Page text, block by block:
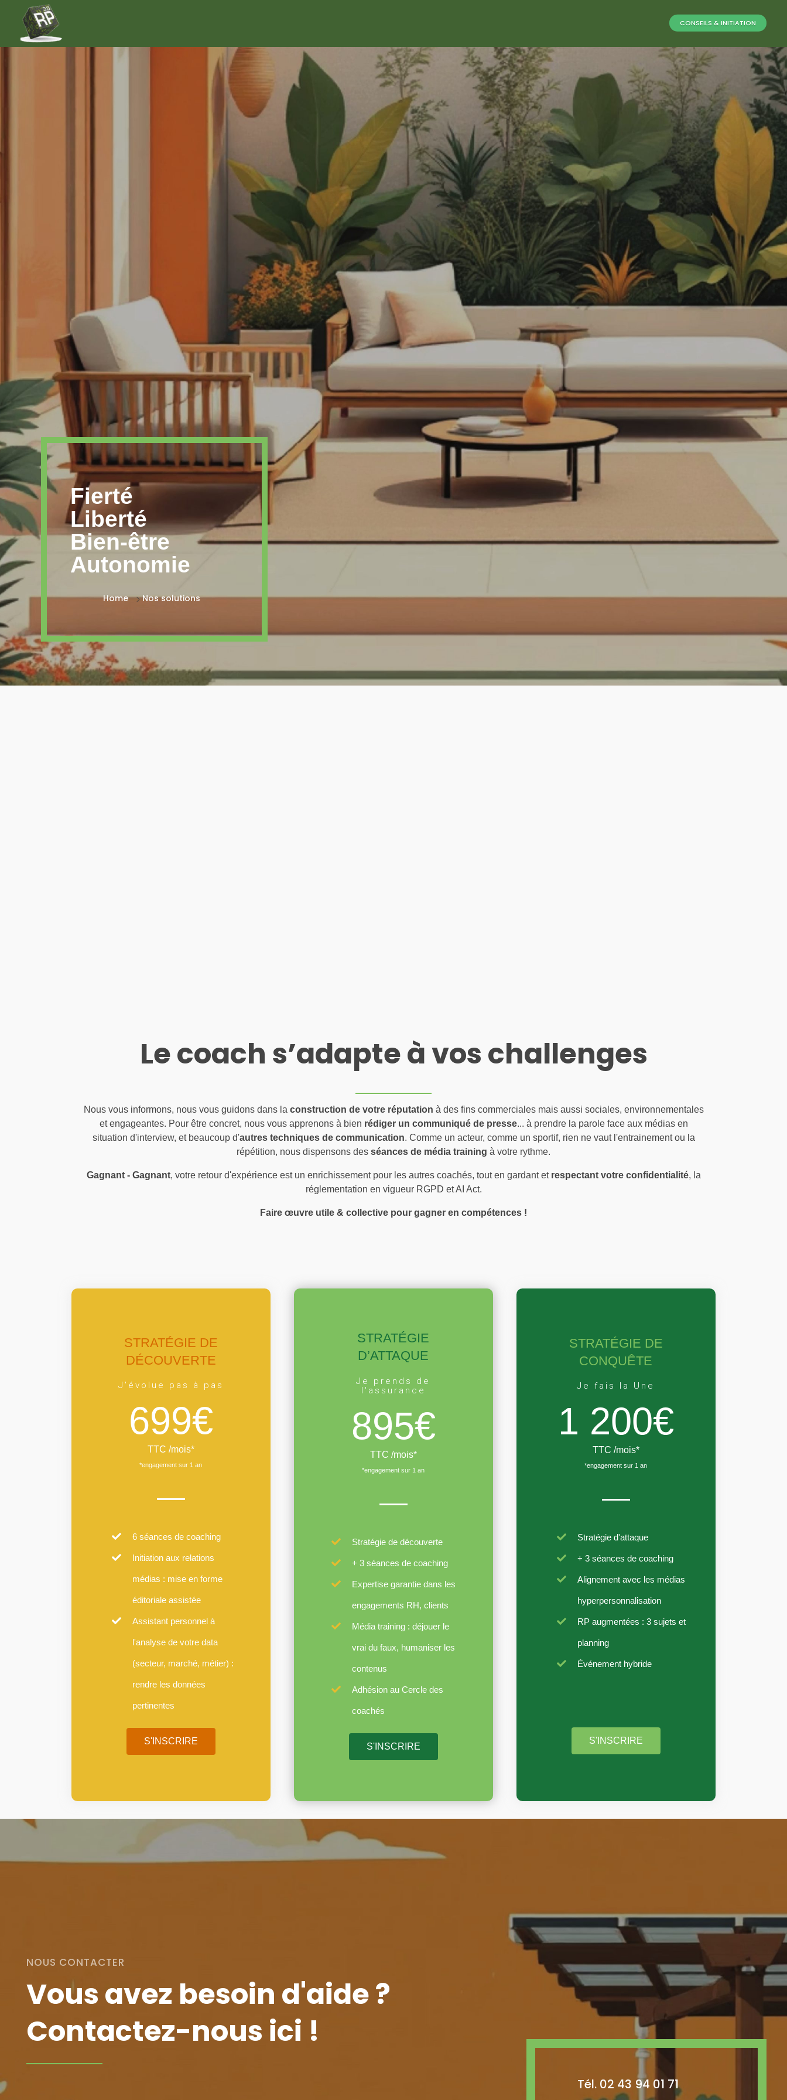
CONSEILS & INITIATION
Fierté
Liberté
Bien-être
Autonomie
Home Nos solutions
Le coach s’adapte à vos challenges
Nous vous informons, nous vous guidons dans la construction de votre réputation à des fins commerciales mais aussi sociales, environnementales
et engageantes. Pour être concret, nous vous apprenons à bien rédiger un communiqué de presse... à prendre la parole face aux médias en
situation d'interview, et beaucoup d'autres techniques de communication. Comme un acteur, comme un sportif, rien ne vaut l'entrainement ou la
répétition, nous dispensons des séances de média training à votre rythme.
Gagnant - Gagnant, votre retour d'expérience est un enrichissement pour les autres coachés, tout en gardant et respectant votre confidentialité, la
réglementation en vigueur RGPD et AI Act.
Faire œuvre utile & collective pour gagner en compétences !
STRATÉGIE DE
DÉCOUVERTE
J'évolue pas à pas
699€
TTC /mois*
*engagement sur 1 an
6 séances de coaching
Initiation aux relations
médias : mise en forme
éditoriale assistée
Assistant personnel à
l'analyse de votre data
(secteur, marché, métier) :
rendre les données
pertinentes
S'INSCRIRE
STRATÉGIE
D’ATTAQUE
Je prends de
l'assurance
895€
TTC /mois*
*engagement sur 1 an
Stratégie de découverte
+ 3 séances de coaching
Expertise garantie dans les
engagements RH, clients
Média training : déjouer le
vrai du faux, humaniser les
contenus
Adhésion au Cercle des
coachés
S'INSCRIRE
STRATÉGIE DE
CONQUÊTE
Je fais la Une
1 200€
TTC /mois*
*engagement sur 1 an
Stratégie d'attaque
+ 3 séances de coaching
Alignement avec les médias
hyperpersonnalisation
RP augmentées : 3 sujets et
planning
Événement hybride
S'INSCRIRE
NOUS CONTACTER
Vous avez besoin d'aide ?
Contactez-nous ici !
Tél. 02 43 94 01 71